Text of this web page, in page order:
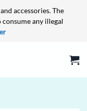
accessories. The
any illegal